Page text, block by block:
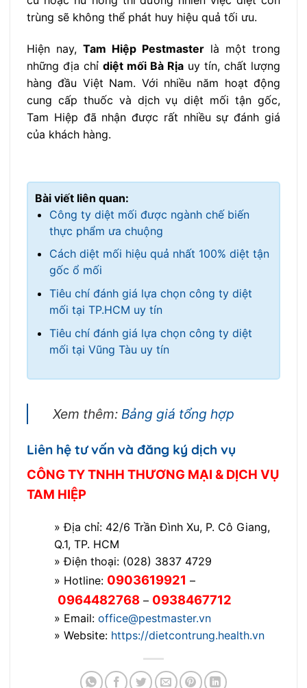
trùng sẽ không thể phát huy hiệu quả tối ưu.
Hiện nay, Tam Hiệp Pestmaster là một trong
những địa chỉ diệt mối Bà Rịa uy tín, chất lượng
hàng đầu Việt Nam. Với nhiều năm hoạt động
cung cấp thuốc và dịch vụ diệt mối tận gốc,
Tam Hiệp đã nhận được rất nhiều sự đánh giá
của khách hàng.
Bài viết liên quan:
Công ty diệt mối được ngành chế biến
thực phẩm ưa chuộng
Cách diệt mối hiệu quả nhất 100% diệt tận
gốc ổ mối
Tiêu chí đánh giá lựa chọn công ty diệt
mối tại TP.HCM uy tín
Tiêu chí đánh giá lựa chọn công ty diệt
mối tại Vũng Tàu uy tín
Xem thêm: Bảng giá tổng hợp
Liên hệ tư vấn và đăng ký dịch vụ
CÔNG TY TNHH THƯƠNG MẠI & DỊCH VỤ
TAM HIỆP
» Địa chỉ: 42/6 Trần Đình Xu, P. Cô Giang,
Q.1, TP. HCM
» Điện thoại: (028) 3837 4729
» Hotline: 0903619921 –
0964482768 – 0938467712
» Email: office@pestmaster.vn
» Website: https://dietcontrung.health.vn